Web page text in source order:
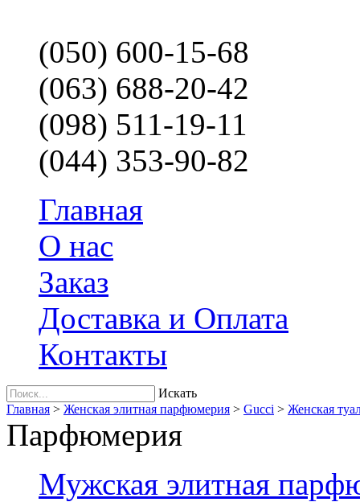
(050) 600-15-68
(063) 688-20-42
(098) 511-19-11
(044) 353-90-82
Главная
О нас
Заказ
Доставка и Оплата
Контакты
Искать
Главная > Женская элитная парфюмерия > Gucci > Женская
Парфюмерия
Мужская элитная